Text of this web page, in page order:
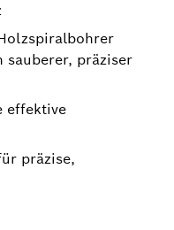
präziser
effektive
präzise,